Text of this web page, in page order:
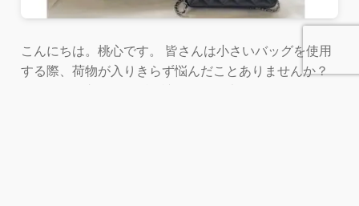
こんにちは。桃心です。 皆さんは小さいバッグを使用
する際、荷物が入りきらず悩んだことありませんか？